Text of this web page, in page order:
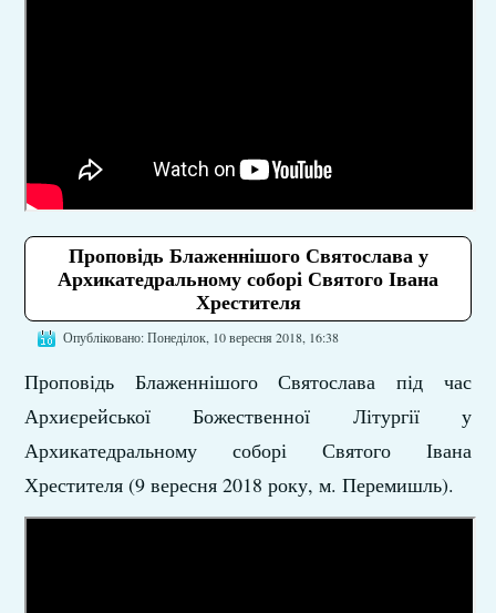
Проповідь Блаженнішого Святослава у
Архикатедральному соборі Святого Івана
Хрестителя
Опубліковано: Понеділок, 10 вересня 2018, 16:38
Проповідь Блаженнішого Святослава під час
Архиєрейської Божественної Літургії у
Архикатедральному соборі Святого Івана
Хрестителя (9 вересня 2018 року, м. Перемишль).